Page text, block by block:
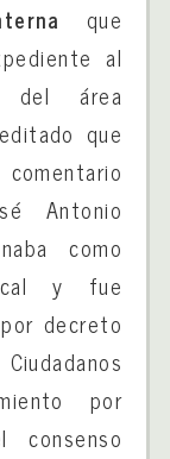
que
al
del área
que
Antonio
como
y fue
decreto
por